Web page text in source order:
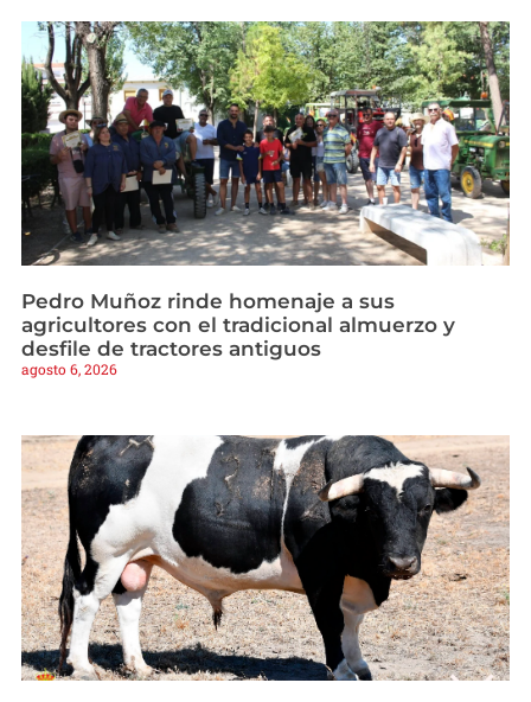
Pedro Muñoz rinde homenaje a sus
agricultores con el tradicional almuerzo y
desfile de tractores antiguos
agosto 6, 2026